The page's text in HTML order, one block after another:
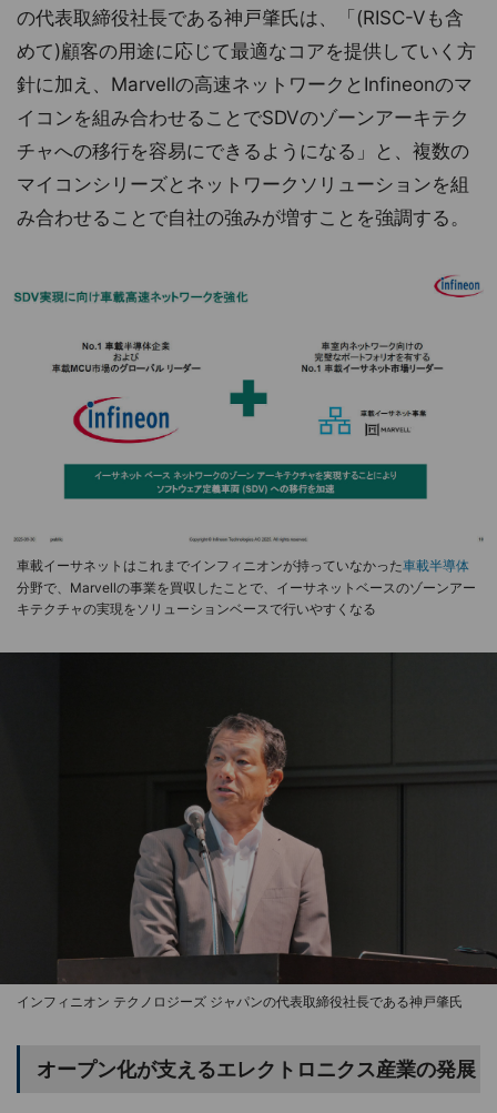
の代表取締役社長である神戸肇氏は、「(RISC-Vも含
めて)顧客の用途に応じて最適なコアを提供していく方
針に加え、Marvellの高速ネットワークとInfineonのマ
イコンを組み合わせることでSDVのゾーンアーキテク
チャへの移行を容易にできるようになる」と、複数の
マイコンシリーズとネットワークソリューションを組
み合わせることで自社の強みが増すことを強調する。
車載イーサネットはこれまでインフィニオンが持っていなかった車載半導体
分野で、Marvellの事業を買収したことで、イーサネットベースのゾーンアー
キテクチャの実現をソリューションベースで行いやすくなる
インフィニオン テクノロジーズ ジャパンの代表取締役社長である神戸肇氏
オープン化が支えるエレクトロニクス産業の発展